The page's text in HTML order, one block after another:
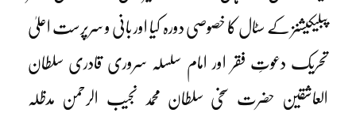
پبلیکیشنز کے سٹال کا خصوصی دورہ کیا اور بانی و سرپرست اعلیٰ
تحریک دعوتِ فقر اور امام سلسلہ سروری قادری سلطان
العاشقین حضرت سخی سلطان محمد نجیب الرحمن مدظلہ